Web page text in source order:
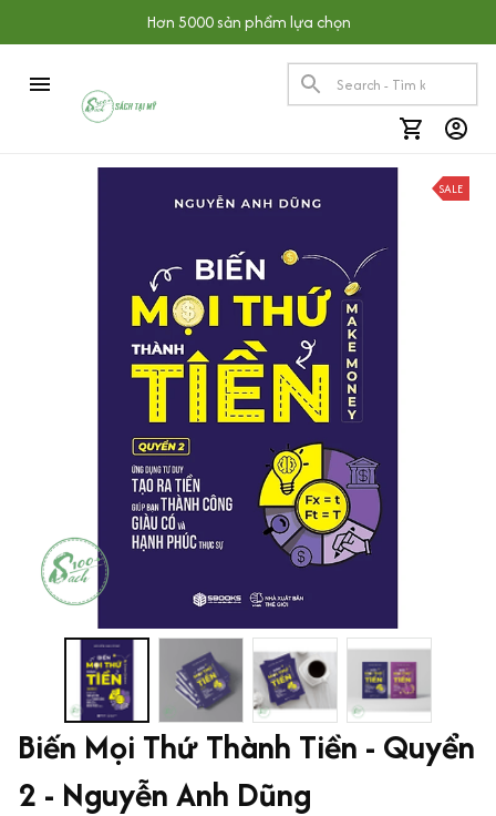
Hơn 5000 sản phẩm lựa chọn
SALE
Biến Mọi Thứ Thành Tiền - Quyển
2 - Nguyễn Anh Dũng